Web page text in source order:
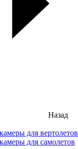
Назад
для вертолетов
для самолетов